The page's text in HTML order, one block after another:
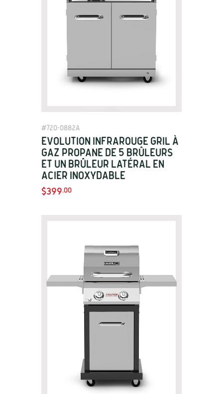
#720-0882A
Evolution Infrarouge Gril à
gaz Propane de 5 brûleurs
et un brûleur latéral en
acier inoxydable
$399.00